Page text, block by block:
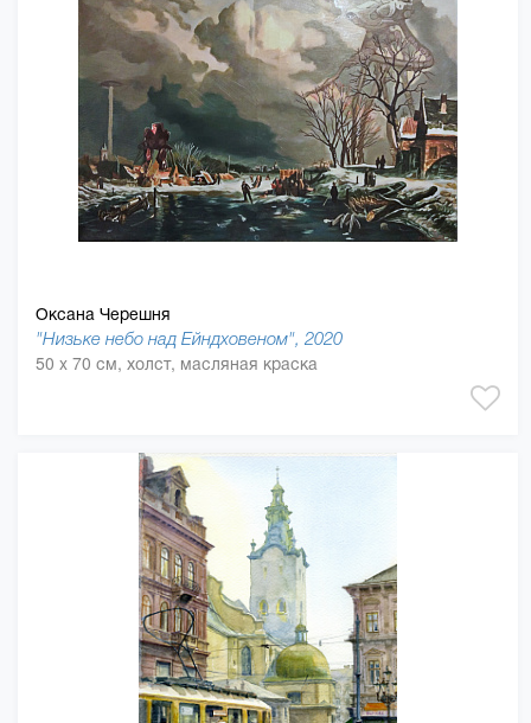
Оксана Черешня
"Низьке небо над Ейндховеном", 2020
50 x 70 см, холст, масляная краска